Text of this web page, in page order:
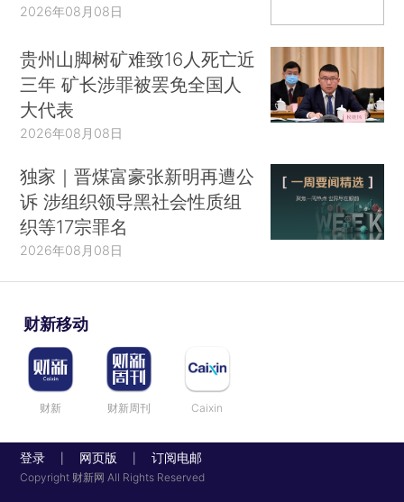
2026年08月08日
贵州山脚树矿难致16人死亡近
三年 矿长涉罪被罢免全国人
大代表
2026年08月08日
独家｜晋煤富豪张新明再遭公
诉 涉组织领导黑社会性质组
织等17宗罪名
2026年08月08日
财新移动
财新 财新周刊 Caixin
登录 网页版 订阅电邮
Copyright 财新网 All Rights Reserved